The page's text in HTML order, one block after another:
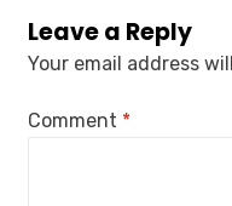
Leave a Reply
Your email address
Comment *